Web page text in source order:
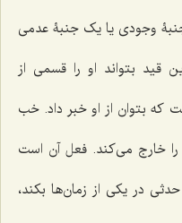
وجودی یا یک جنبۀ عدمی
قید بتواند او را قسمی از
که بتوان از او خبر داد. خب
خارج می‌کند. فعل آن است
در یکی از زمان‌ها بکند،